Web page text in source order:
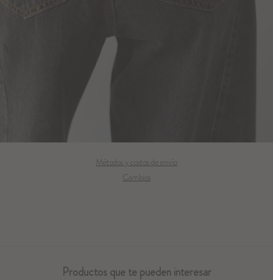
Métodos y costos de envío
Cambios
Productos que te pueden interesar